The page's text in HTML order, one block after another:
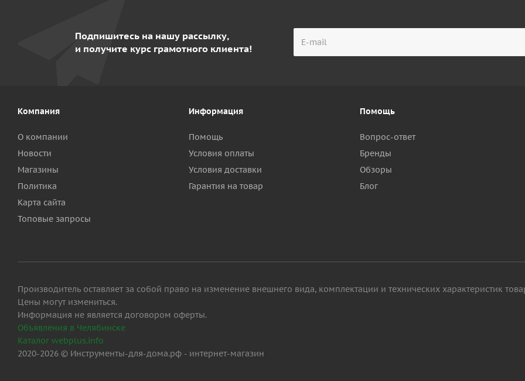
Подпишитесь на нашу рассылку,
и получите курс грамотного клиента!
Компания
О компании
Новости
Магазины
Политика
Карта сайта
Топовые запросы
Информация
Помощь
Условия оплаты
Условия доставки
Гарантия на товар
Помощь
Вопрос-ответ
Бренды
Обзоры
Блог
Производитель оставляет за собой право на изменение внешнего вида, комплектации и технических характеристик
Цены могут измениться.
Информация не является договором оферты.
Объявления в Челябинске
Каталог webplus.info
2020-2026 © Инструменты-для-дома.рф - интернет-магазин